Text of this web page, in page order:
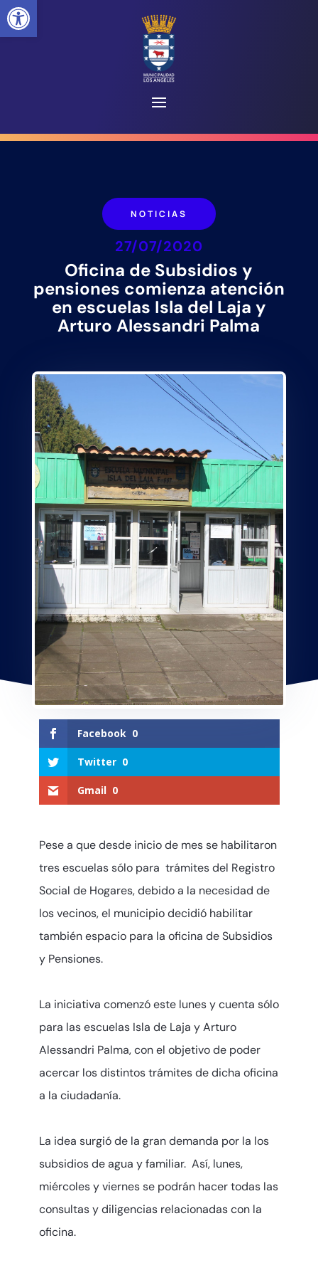
NOTICIAS
27/07/2020
Oficina de Subsidios y
pensiones comienza atención
en escuelas Isla del Laja y
Arturo Alessandri Palma
Facebook 0
Twitter 0
Gmail 0
Pese a que desde inicio de mes se habilitaron
tres escuelas sólo para trámites del Registro
Social de Hogares, debido a la necesidad de
los vecinos, el municipio decidió habilitar
también espacio para la oficina de Subsidios
y Pensiones.
La iniciativa comenzó este lunes y cuenta sólo
para las escuelas Isla de Laja y Arturo
Alessandri Palma, con el objetivo de poder
acercar los distintos trámites de dicha oficina
a la ciudadanía.
La idea surgió de la gran demanda por la los
subsidios de agua y familiar. Así, lunes,
miércoles y viernes se podrán hacer todas las
consultas y diligencias relacionadas con la
oficina.